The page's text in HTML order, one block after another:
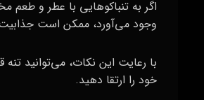
اگر به تنباکوهایی با عطر و طعم
وجود می‌آورد، ممکن است
با رعایت این نکات، می‌توانید
خود را ارتقا دهید.